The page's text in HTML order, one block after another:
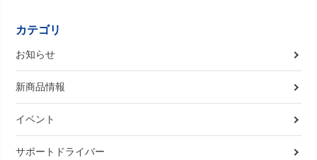
カテゴリ
お知らせ
新商品情報
イベント
サポートドライバー